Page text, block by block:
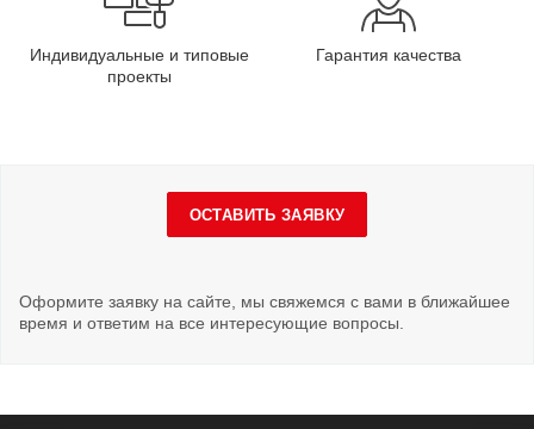
Индивидуальные и типовые
проекты
Гарантия качества
ОСТАВИТЬ ЗАЯВКУ
Оформите заявку на сайте, мы свяжемся с вами в ближайшее
время и ответим на все интересующие вопросы.